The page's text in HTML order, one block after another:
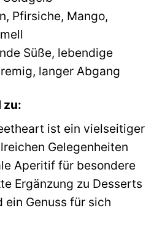
Pfirsiche, Mango,
Süße, lebendige
langer Abgang
zu:
ist ein vielseitiger
Gelegenheiten
Aperitif für besondere
Ergänzung zu Desserts
ein Genuss für sich